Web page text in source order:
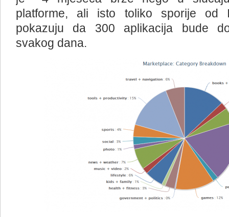
platforme, ali isto toliko sporije od
pokazuju da 300 aplikacija bude
svakog dana.